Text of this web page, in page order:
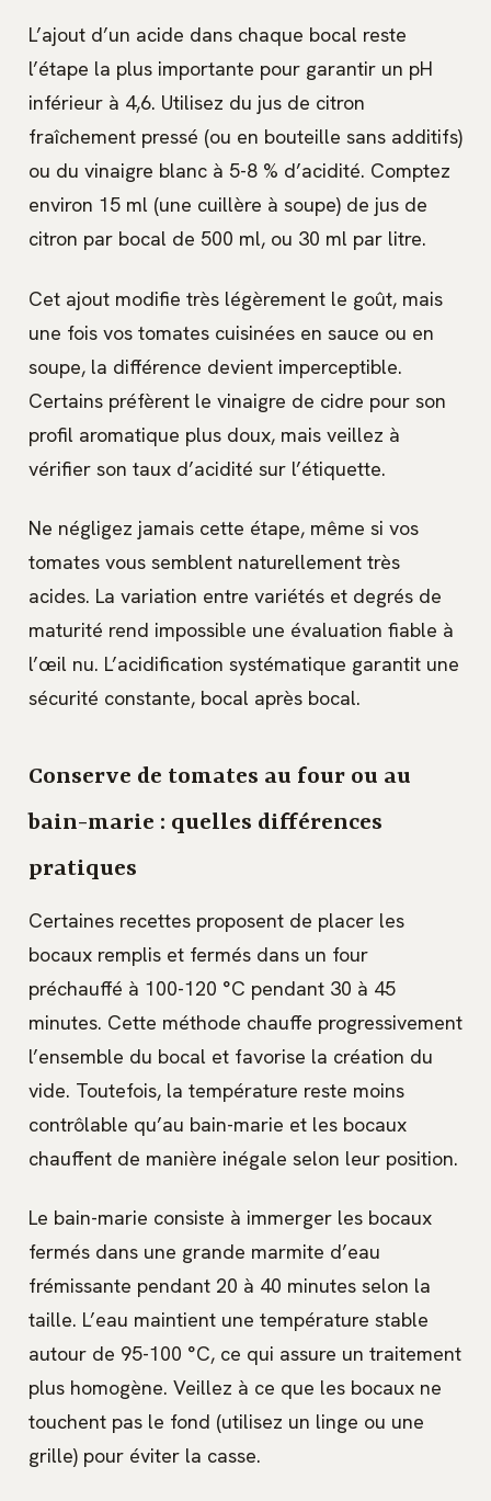
L’ajout d’un acide dans chaque bocal reste
l’étape la plus importante pour garantir un pH
inférieur à 4,6. Utilisez du jus de citron
fraîchement pressé (ou en bouteille sans additifs)
ou du vinaigre blanc à 5-8 % d’acidité. Comptez
environ 15 ml (une cuillère à soupe) de jus de
citron par bocal de 500 ml, ou 30 ml par litre.
Cet ajout modifie très légèrement le goût, mais
une fois vos tomates cuisinées en sauce ou en
soupe, la différence devient imperceptible.
Certains préfèrent le vinaigre de cidre pour son
profil aromatique plus doux, mais veillez à
vérifier son taux d’acidité sur l’étiquette.
Ne négligez jamais cette étape, même si vos
tomates vous semblent naturellement très
acides. La variation entre variétés et degrés de
maturité rend impossible une évaluation fiable à
l’œil nu. L’acidification systématique garantit une
sécurité constante, bocal après bocal.
Conserve de tomates au four ou au
bain-marie : quelles différences
pratiques
Certaines recettes proposent de placer les
bocaux remplis et fermés dans un four
préchauffé à 100-120 °C pendant 30 à 45
minutes. Cette méthode chauffe progressivement
l’ensemble du bocal et favorise la création du
vide. Toutefois, la température reste moins
contrôlable qu’au bain-marie et les bocaux
chauffent de manière inégale selon leur position.
Le bain-marie consiste à immerger les bocaux
fermés dans une grande marmite d’eau
frémissante pendant 20 à 40 minutes selon la
taille. L’eau maintient une température stable
autour de 95-100 °C, ce qui assure un traitement
plus homogène. Veillez à ce que les bocaux ne
touchent pas le fond (utilisez un linge ou une
grille) pour éviter la casse.